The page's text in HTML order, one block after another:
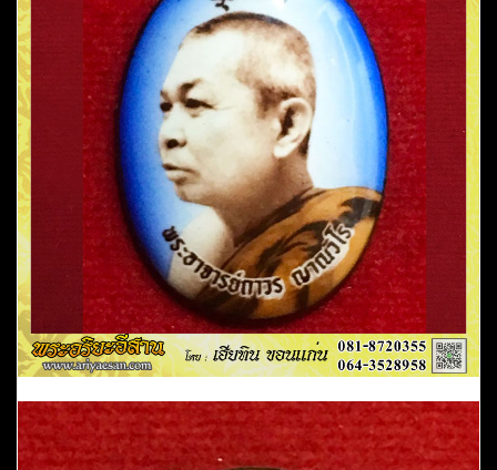
วัด
ถ้ำ
โพรง
อ.ภู
พาน
จ.สกลนคร
ชิ้น